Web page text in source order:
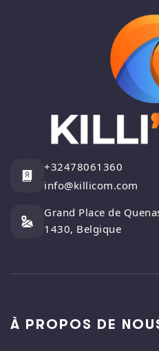
+32478061360
info@killicom.com
Grand Place de
1430, Belgique
À PROPOS DE